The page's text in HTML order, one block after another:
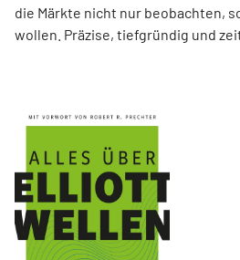
die Märkte nicht nur beobachten,
wollen. Präzise, tiefgründig und